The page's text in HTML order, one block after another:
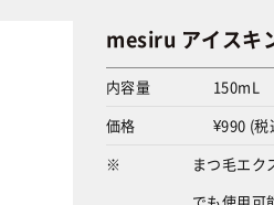
mesiru アイスキ
内容量
150mL
価格
¥990 (税
※
まつ毛エク